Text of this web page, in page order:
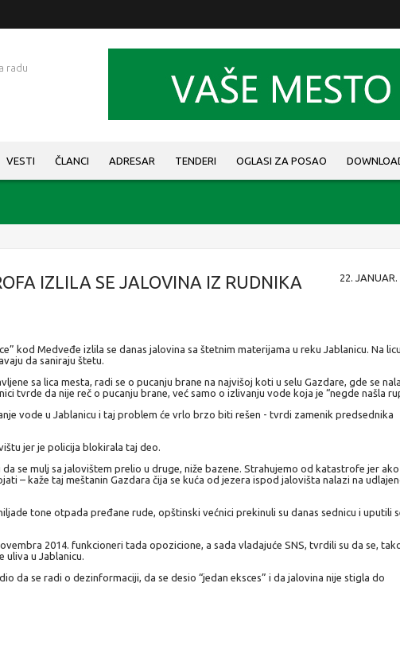
radu
VESTI ČLANCI ADRESAR TENDERI OGLASI ZA POSAO
IZLILA SE JALOVINA IZ RUDNIKA
22. JANUAR.
kod Medveđe izlila se danas jalovina sa štetnim materijama u reku Jablanicu. Na licu
da saniraju štetu.
sa lica mesta, radi se o pucanju brane na najvišoj koti u selu Gazdare, gde se
tvrde da nije reč o pucanju brane, već samo o izlivanju vode koja je “negde našla
vode u Jablanicu i taj problem će vrlo brzo biti rešen - tvrdi zamenik predsednika
jer je policija blokirala taj deo.
se mulj sa jalovištem prelio u druge, niže bazene. Strahujemo od katastrofe jer ako
– kaže taj meštanin Gazdara čija se kuća od jezera ispod jalovišta nalazi na
tone otpada pređane rude, opštinski većnici prekinuli su danas sednicu i uputili
2014. funkcioneri tada opozicione, a sada vladajuće SNS, tvrdili su da se,
uliva u Jablanicu.
da se radi o dezinformaciji, da se desio “jedan eksces” i da jalovina nije stigla do